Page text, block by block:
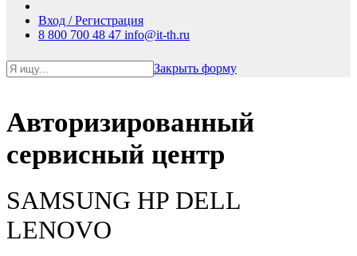
Вход / Регистрация
8 800 700 48 47 info@it-th.ru
Закрыть форму
Авторизированный
сервисный центр
SAMSUNG HP DELL
LENOVO